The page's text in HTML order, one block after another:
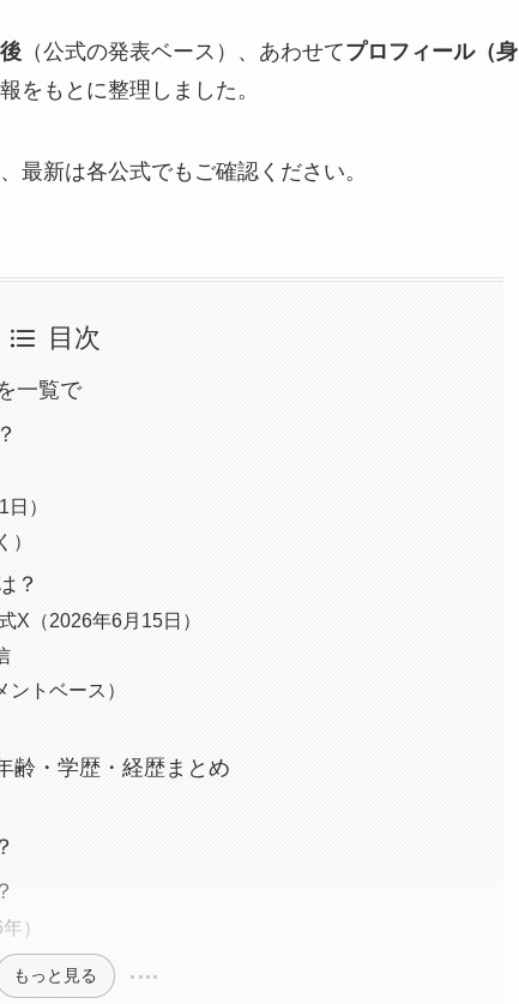
（公式の発表ベース）、あわせてプロフィール（身
をもとに整理しました。
最新は各公式でもご確認ください。
目次
一覧で
）
？
X（2026年6月15日）
トベース）
齢・学歴・経歴まとめ
）
もっと見る